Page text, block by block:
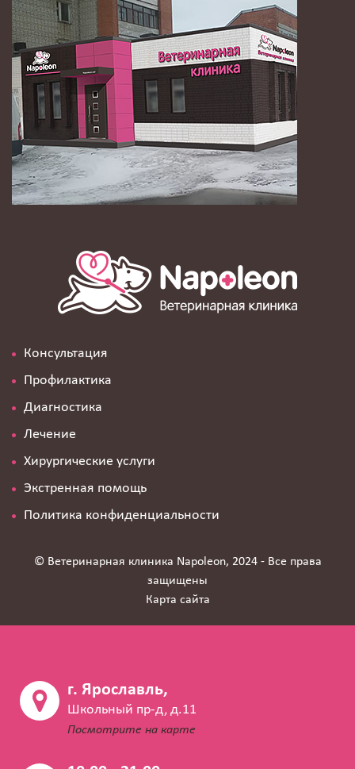
Консультация
Профилактика
Диагностика
Лечение
Хирургические услуги
Экстренная помощь
Политика конфиденциальности
© Ветеринарная клиника Napoleon, 2024 - Все права
защищены
Карта сайта
г. Ярославль,
Школьный пр-д, д.11
Посмотрите на карте